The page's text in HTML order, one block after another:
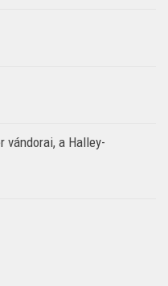
vándorai, a Halley-